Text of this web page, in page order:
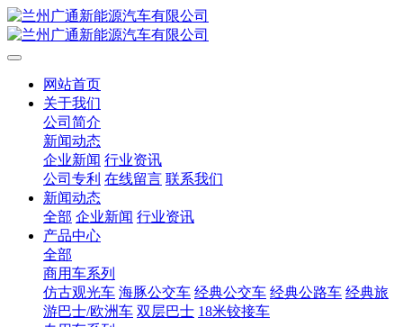
网站首页
关于我们
公司简介
新闻动态
企业新闻 行业资讯
公司专利 在线留言 联系我们
新闻动态
全部 企业新闻 行业资讯
产品中心
全部
商用车系列
仿古观光车 海豚公交车 经典公交车 经典公路车 经典旅
游巴士/欧洲车 双层巴士 18米铰接车